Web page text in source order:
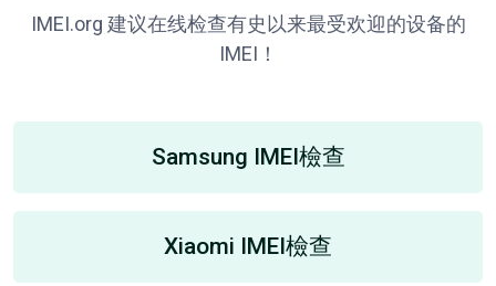
IMEI.org 建议在线检查有史以来最受欢迎的设备的
IMEI！
Samsung IMEI檢查
Xiaomi IMEI檢查